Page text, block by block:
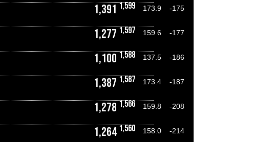
1,391 1,599 173.9
-175
1,277 1,597 159.6
-177
1,100 1,588 137.5
-186
1,387 1,587 173.4
-187
1,278 1,566 159.8
-208
1,264 1,560 158.0
-214